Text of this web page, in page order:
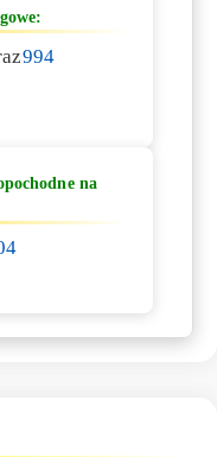
994
na